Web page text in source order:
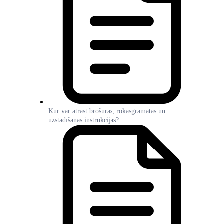
Kur var atrast brošūras, rokasgrāmatas un
uzstādīšanas instrukcijas?